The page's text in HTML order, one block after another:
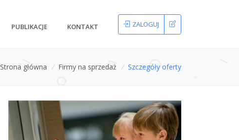
PUBLIKACJE KONTAKT ZALOGUJ
Strona główna / Firmy na sprzedaż / Szczegóły oferty